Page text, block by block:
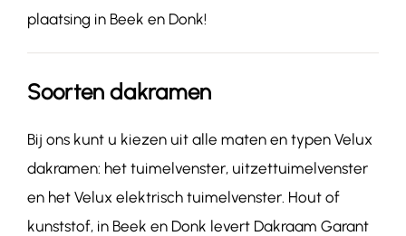
plaatsing in Beek en Donk!
Soorten dakramen
Bij ons kunt u kiezen uit alle maten en typen Velux
dakramen: het tuimelvenster, uitzettuimelvenster
en het Velux elektrisch tuimelvenster. Hout of
kunststof, in Beek en Donk levert Dakraam Garant